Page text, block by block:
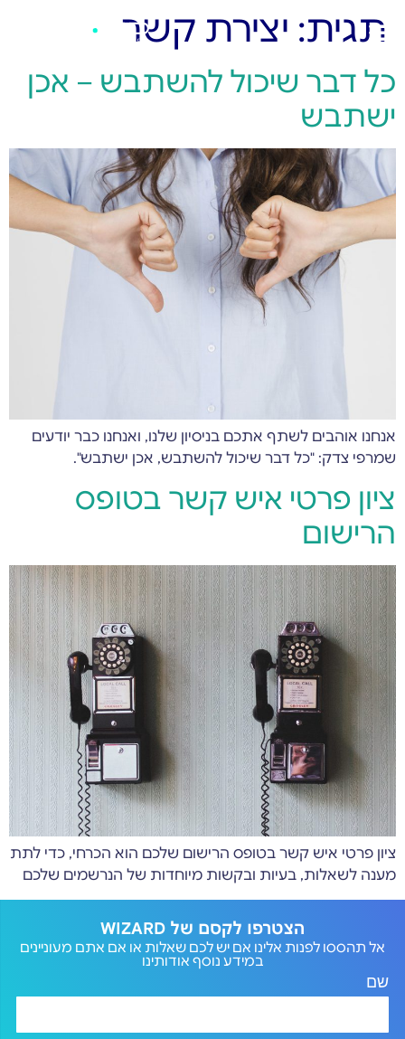
תגית: יצירת קשר
כל דבר שיכול להשתבש – אכן
ישתבש
אנחנו אוהבים לשתף אתכם בניסיון שלנו, ואנחנו כבר יודעים
שמרפי צדק: "כל דבר שיכול להשתבש, אכן ישתבש".
ציון פרטי איש קשר בטופס
הרישום
ציון פרטי איש קשר בטופס הרישום שלכם הוא הכרחי, כדי לתת
מענה לשאלות, בעיות ובקשות מיוחדות של הנרשמים שלכם
הצטרפו לקסם של WIZARD
אל תהססו לפנות אלינו אם יש לכם שאלות או אם אתם מעוניינים
במידע נוסף אודותינו
שם